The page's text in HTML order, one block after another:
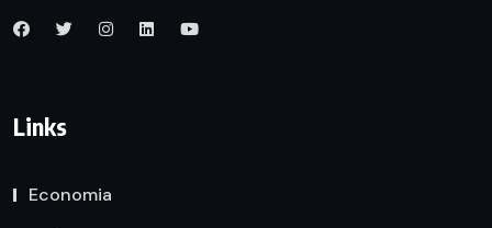
Links
Economia